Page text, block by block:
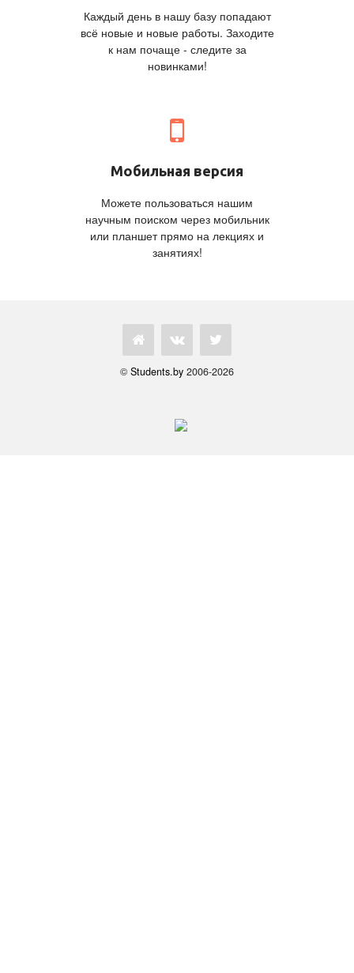
Каждый день в нашу базу попадают
всё новые и новые работы. Заходите
к нам почаще - следите за
новинками!
Мобильная версия
Можете пользоваться нашим
научным поиском через мобильник
или планшет прямо на лекциях и
занятиях!
© Students.by 2006-2026